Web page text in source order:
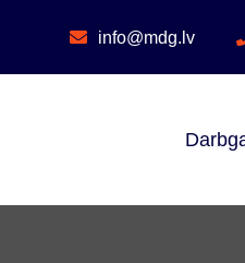
info@mdg.lv